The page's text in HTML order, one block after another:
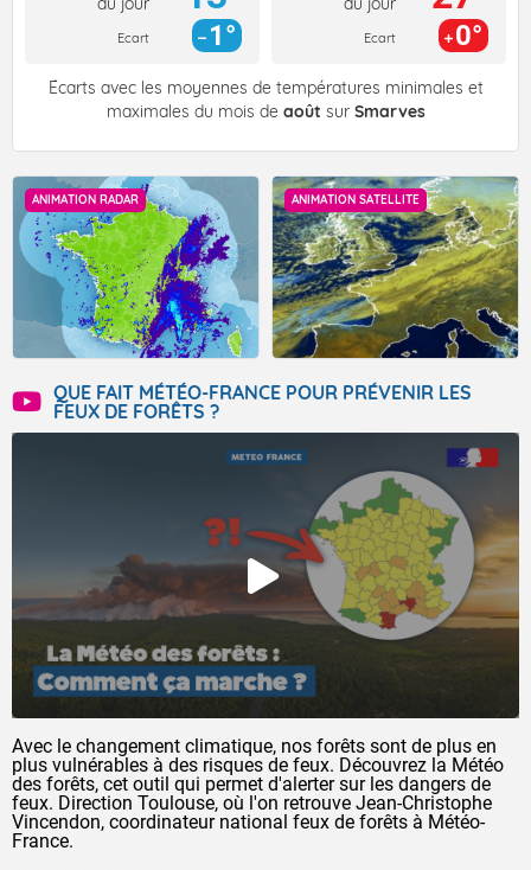
Ecart 1° Ecart 0°
Écarts avec les moyennes de températures minimales et
maximales du mois de août sur Smarves
ANIMATION RADAR ANIMATION SATELLITE
QUE FAIT MÉTÉO-FRANCE POUR PRÉVENIR LES
FEUX DE FORÊTS ?
Avec le changement climatique, nos forêts sont de plus en
plus vulnérables à des risques de feux. Découvrez la Météo
des forêts, cet outil qui permet d'alerter sur les dangers de
feux. Direction Toulouse, où l'on retrouve Jean-Christophe
Vincendon, coordinateur national feux de forêts à Météo-
France.